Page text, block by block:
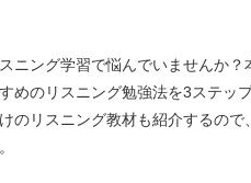
ニング学習で悩んでいませんか？
めのリスニング勉強法を3ステッ
のリスニング教材も紹介するので